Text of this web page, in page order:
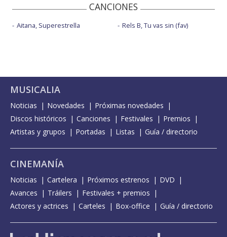
CANCIONES
Aitana, Superestrella Rels B, Tu vas sin (fav)
MUSICALIA
Noticias Novedades
Próximas novedades
Discos históricos
Canciones Festivales
Premios
Artistas y grupos
Portadas Listas Guía / directorio
CINEMANÍA
Noticias Cartelera Próximos estrenos
DVD
Avances
Tráilers
Festivales + premios
Actores y actrices
Carteles Box-office Guía / directorio